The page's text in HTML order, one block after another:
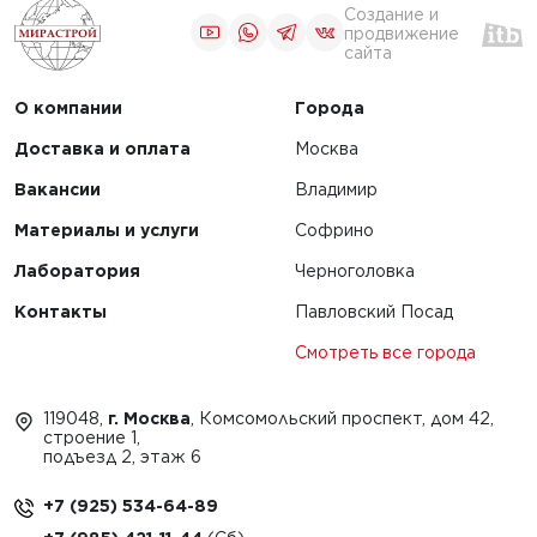
дорог
1
Создание и
продвижение
сайта
О компании
Доставка и оплата
Вакансии
Материалы и услуги
Лаборатория
Контакты
Города
Москва
Владимир
Софрино
Черноголовка
Павловский Посад
Смотреть все города
119048, г. Москва , Комсомольский проспект, дом 42,
строение 1,
подъезд 2, этаж 6
+7 (925) 534-64-89